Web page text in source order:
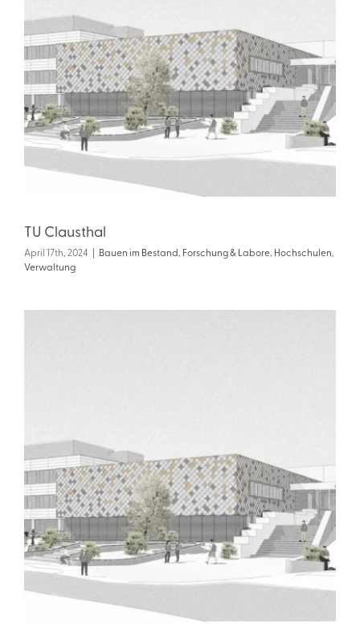
TU Clausthal
April 17th, 2024 | Bauen im Bestand, Forschung & Labore, Hochschulen,
Verwaltung